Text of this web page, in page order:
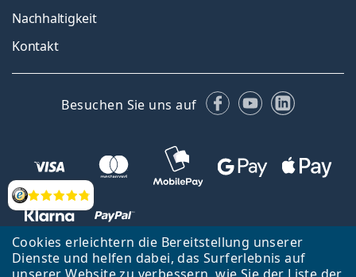
Cookies erleichtern die Bereitstellung unserer
Dienste und helfen dabei, das Surferlebnis auf
Bewertung
Nachhaltigkeit
Kontakt
Besuchen Sie uns auf Facebook
YouTubeLinkedIn
Zurück zur Hauptseite Nach oben